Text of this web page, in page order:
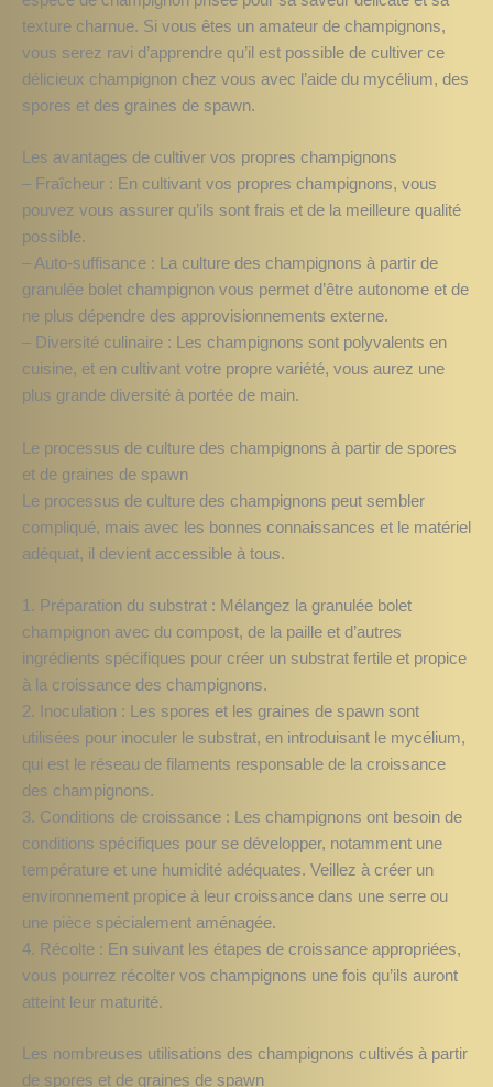
texture charnue. Si vous êtes un amateur de champignons,
vous serez ravi d’apprendre qu’il est possible de cultiver ce
délicieux champignon chez vous avec l’aide du mycélium, des
spores et des graines de spawn.
Les avantages de cultiver vos propres champignons
– Fraîcheur : En cultivant vos propres champignons, vous
pouvez vous assurer qu’ils sont frais et de la meilleure qualité
possible.
– Auto-suffisance : La culture des champignons à partir de
granulée bolet champignon vous permet d’être autonome et de
ne plus dépendre des approvisionnements externe.
– Diversité culinaire : Les champignons sont polyvalents en
cuisine, et en cultivant votre propre variété, vous aurez une
plus grande diversité à portée de main.
Le processus de culture des champignons à partir de spores
et de graines de spawn
Le processus de culture des champignons peut sembler
compliqué, mais avec les bonnes connaissances et le matériel
adéquat, il devient accessible à tous.
1. Préparation du substrat : Mélangez la granulée bolet
champignon avec du compost, de la paille et d’autres
ingrédients spécifiques pour créer un substrat fertile et propice
à la croissance des champignons.
2. Inoculation : Les spores et les graines de spawn sont
utilisées pour inoculer le substrat, en introduisant le mycélium,
qui est le réseau de filaments responsable de la croissance
des champignons.
3. Conditions de croissance : Les champignons ont besoin de
conditions spécifiques pour se développer, notamment une
température et une humidité adéquates. Veillez à créer un
environnement propice à leur croissance dans une serre ou
une pièce spécialement aménagée.
4. Récolte : En suivant les étapes de croissance appropriées,
vous pourrez récolter vos champignons une fois qu’ils auront
atteint leur maturité.
Les nombreuses utilisations des champignons cultivés à partir
de spores et de graines de spawn